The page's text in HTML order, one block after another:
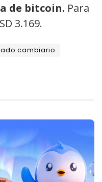
de bitcoin. Para
3.169.
cambiario